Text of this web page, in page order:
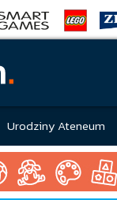
Urodziny Ateneum